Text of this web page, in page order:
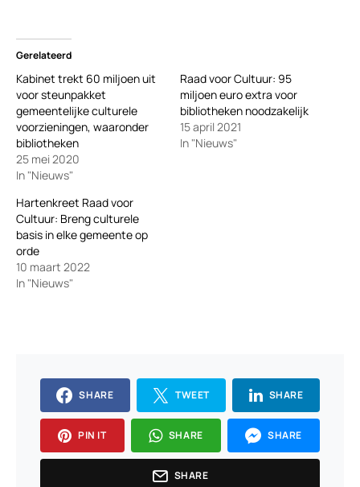
Gerelateerd
Kabinet trekt 60 miljoen uit
voor steunpakket
gemeentelijke culturele
voorzieningen, waaronder
bibliotheken
25 mei 2020
In "Nieuws"
Raad voor Cultuur: 95
miljoen euro extra voor
bibliotheken noodzakelijk
15 april 2021
In "Nieuws"
Hartenkreet Raad voor
Cultuur: Breng culturele
basis in elke gemeente op
orde
10 maart 2022
In "Nieuws"
SHARE TWEET SHARE
PIN IT SHARE SHARE
SHARE